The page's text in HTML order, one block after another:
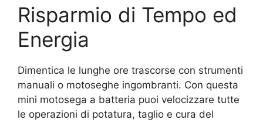
Risparmio di Tempo ed
Energia
Dimentica le lunghe ore trascorse con strumenti
manuali o motoseghe ingombranti. Con questa
mini motosega a batteria puoi velocizzare tutte
le operazioni di potatura, taglio e cura del